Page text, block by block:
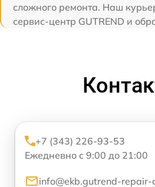
сложного ремонта. Наш
сервис-центр GUTREND и
+7 (343) 226-93-53
Ежедневно с 9:00 до 21:00
info@ekb.gutrend-repair-